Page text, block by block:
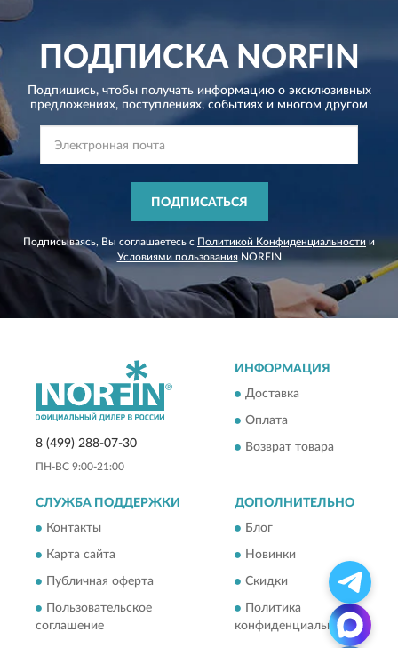
ПОДПИСКАNORFIN
Подпишись, чтобы получать информацию о эксклюзивных
предложениях, поступлениях, событиях и многом другом
ПОДПИСАТЬСЯ
Подписываясь, Вы соглашаетесь с Политикой Конфиденциальности и
Условиями пользованияNORFIN
8 (499) 288-07-30
ПН-ВС 9:00-21:00
ИНФОРМАЦИЯ
Доставка
Оплата
Возврат товара
СЛУЖБА ПОДДЕРЖКИ
Контакты
Карта сайта
Публичная оферта
Пользовательское
соглашение
ДОПОЛНИТЕЛЬНО
Блог
Новинки
Скидки
Политика
конфиденциальности